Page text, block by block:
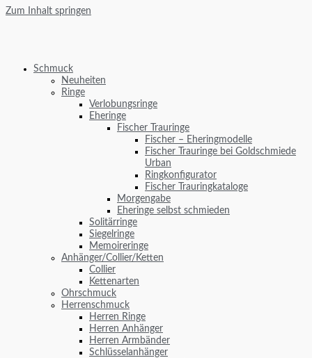
Zum Inhalt springen
Schmuck
Neuheiten
Ringe
Verlobungsringe
Eheringe
Fischer Trauringe
Fischer – Eheringmodelle
Fischer Trauringe bei Goldschmiede
Urban
Ringkonfigurator
Fischer Trauringkataloge
Morgengabe
Eheringe selbst schmieden
Solitärringe
Siegelringe
Memoireringe
Anhänger/Collier/Ketten
Collier
Kettenarten
Ohrschmuck
Herrenschmuck
Herren Ringe
Herren Anhänger
Herren Armbänder
Schlüsselanhänger